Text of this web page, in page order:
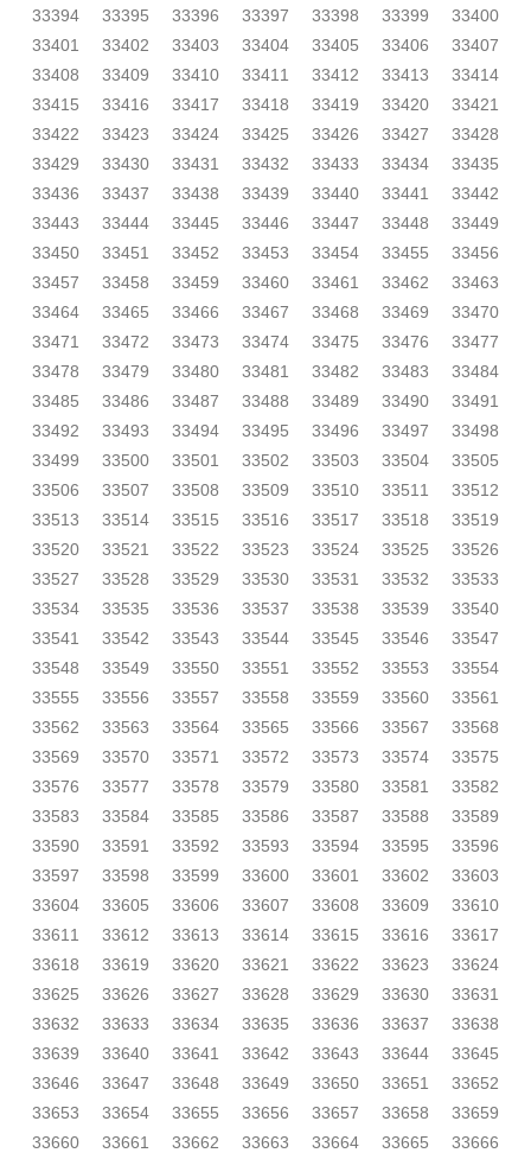
33394 33395 33396 33397 33398 33399
33400
33401
33402 33403 33404 33405 33406
33407
33408
33409 33410 33411 33412 33413
33414
33415
33416 33417 33418 33419 33420
33421
33422
33423 33424 33425 33426 33427
33428
33429
33430 33431 33432 33433 33434
33435
33436
33437 33438 33439 33440 33441
33442
33443
33444 33445 33446 33447 33448
33449
33450
33451 33452 33453 33454 33455
33456
33457
33458 33459 33460 33461 33462
33463
33464
33465 33466 33467 33468 33469
33470
33471
33472 33473 33474 33475 33476
33477
33478
33479 33480 33481 33482 33483
33484
33485
33486 33487 33488 33489 33490
33491
33492
33493 33494 33495 33496 33497
33498
33499
33500 33501 33502 33503 33504
33505
33506
33507 33508 33509 33510 33511
33512
33513
33514 33515 33516 33517 33518
33519
33520
33521 33522 33523 33524 33525
33526
33527
33528 33529 33530 33531 33532
33533
33534
33535 33536 33537 33538 33539
33540
33541
33542 33543 33544 33545 33546
33547
33548
33549 33550 33551 33552 33553
33554
33555
33556 33557 33558 33559 33560
33561
33562
33563 33564 33565 33566 33567
33568
33569
33570 33571 33572 33573 33574
33575
33576
33577 33578 33579 33580 33581
33582
33583
33584 33585 33586 33587 33588
33589
33590
33591 33592 33593 33594 33595
33596
33597
33598 33599 33600 33601 33602
33603
33604
33605 33606 33607 33608 33609
33610
33611
33612 33613 33614 33615 33616
33617
33618
33619 33620 33621 33622 33623
33624
33625
33626 33627 33628 33629 33630
33631
33632
33633 33634 33635 33636 33637
33638
33639
33640 33641 33642 33643 33644
33645
33646
33647 33648 33649 33650 33651
33652
33653
33654 33655 33656 33657 33658
33659
33660
33661 33662 33663 33664 33665
33666